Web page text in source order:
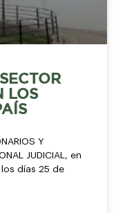
LOS
Y
JUDICIAL, en
días 25 de